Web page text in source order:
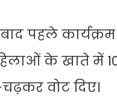
पहले
के खाते में
वोट दिए।